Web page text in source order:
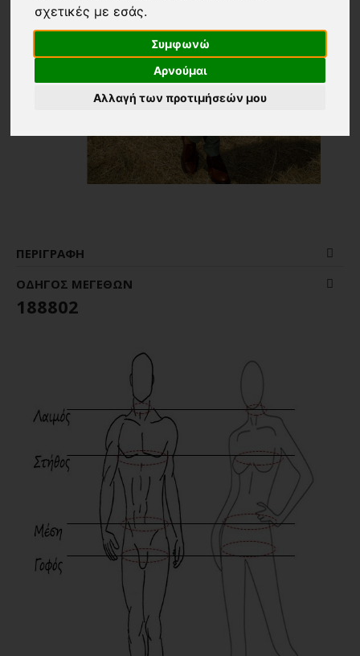
σχετικές με εσάς.
Συμφωνώ
Αρνούμαι
Αλλαγή των προτιμήσεών μου
ΠΕΡΙΓΡΑΦΉ
ΟΔΗΓΌΣ ΜΕΓΕΘΏΝ
188802